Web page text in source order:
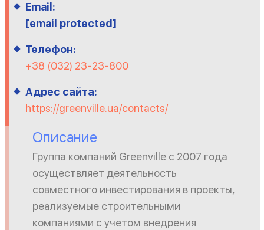
Email:
[email protected]
Телефон:
+38 (032) 23-23-800
Адрес сайта:
https://greenville.ua/contacts/
Описание
Группа компаний Greenville с 2007 года
осуществляет деятельность
совместного инвестирования в проекты,
реализуемые строительными
компаниями с учетом внедрения